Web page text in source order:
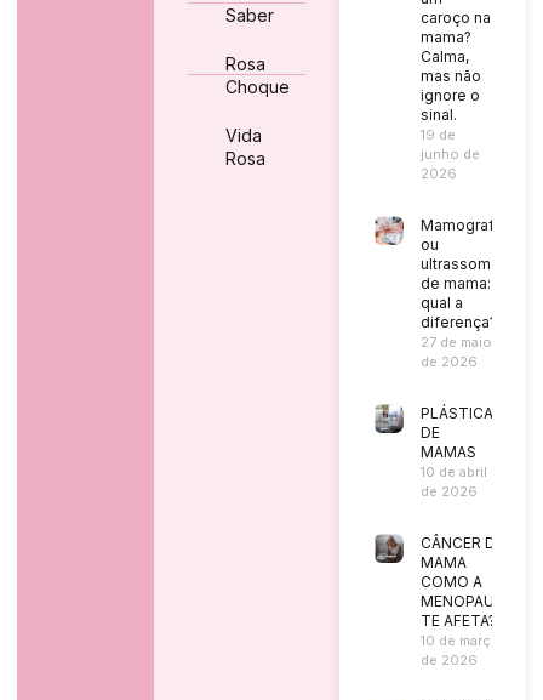
Saber
Rosa
Choque
Vida
Rosa
caroço na
mama?
Calma,
mas não
ignore o
sinal.
19 de
junho de
2026
Mamografia
ou
ultrassom
de mama:
qual a
diferença?
27 de maio
de 2026
PLÁSTICA
DE
MAMAS
10 de abril
de 2026
CÂNCER DE
MAMA
COMO A
MENOPAUSA
TE AFETA?
10 de março
de 2026